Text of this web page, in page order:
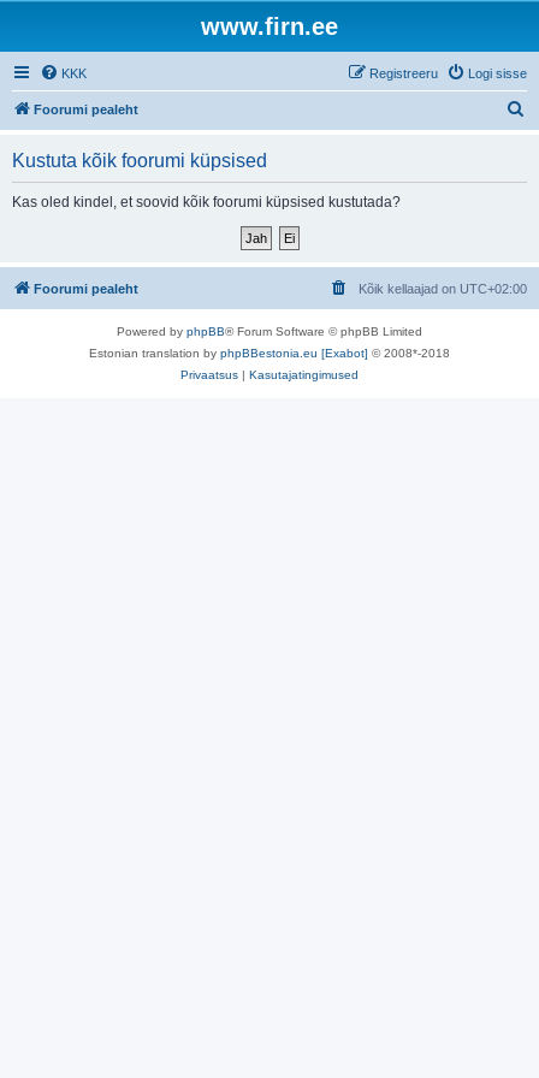
www.firn.ee
KKK Logi sisse
Registreeru
Foorumi pealeht
Kustuta kõik foorumi küpsised
Kas oled kindel, et soovid kõik foorumi küpsised kustutada?
Foorumi pealeht Kõik kellaajad on UTC+02:00
Powered by phpBB® Forum Software © phpBB Limited
Estonian translation by phpBBestonia.eu [Exabot] © 2008*-2018
Privaatsus | Kasutajatingimused